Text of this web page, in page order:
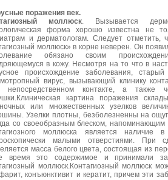
поражения век.
моллюск. Вызывается
форма хорошо известна не
и дерматологам. Следует отметить,
моллюск» в корне неверен. Он
обязано своим
в кожу. Несмотря на то что в
происхождение заболевания,
вирус, вызывающий клинику
непосредственном контакте, а также
картина поражения
или множественных узелков
Узелки плотны, безболезненны на
со своеобразным блеском,
моллюска является наличие
малыми отверстиями. При
масса белого цвета, состоящая из
время это содержимое и принимали
моллюск.Контагиозный моллюск
конъюнктивит и кератит, причем эти